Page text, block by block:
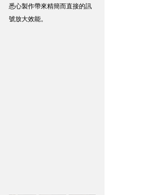
悉心製作帶來精簡而直接的訊
號放大效能。